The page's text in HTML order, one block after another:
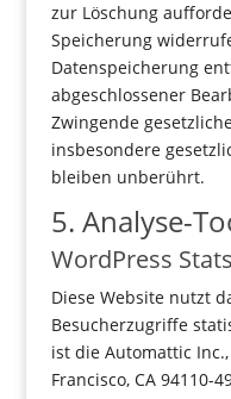
zur Löschung
Speicherung
Datenspeicherung
abgeschlossener
Zwingende
insbesondere
bleiben unberührt.
5. Analyse-
WordPress Stats
Diese Website nutzt
Besucherzugriffe
ist die Automattic
Francisco, CA 94110-